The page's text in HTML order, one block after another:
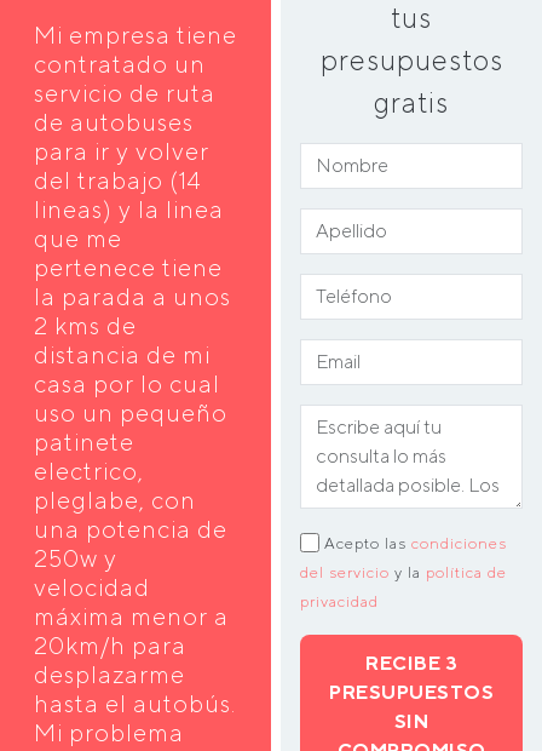
Mi empresa tiene
contratado un
servicio de ruta
de autobuses
para ir y volver
del trabajo (14
lineas) y la linea
que me
pertenece tiene
la parada a unos
2 kms de
distancia de mi
casa por lo cual
uso un pequeño
patinete
electrico,
pleglabe, con
una potencia de
250w y
velocidad
máxima menor a
20km/h para
desplazarme
hasta el autobús.
Mi problema
tus
presupuestos
gratis
Acepto las condiciones
del servicio y la política de
privacidad
RECIBE 3
PRESUPUESTOS
SIN